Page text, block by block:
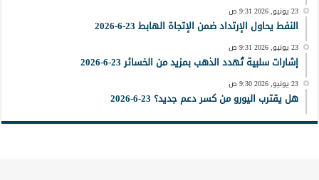
23 يونيو, 2026 9:31 ص
النفط يحاول الإرتداد ضمن الإتجاة الهابط 23-6-2026
23 يونيو, 2026 9:31 ص
إشارات سلبية تُهدد الذهب بمزيد من الخسائر 23-6-2026
23 يونيو, 2026 9:30 ص
هل يقترب اليورو من كسر دعم جديد؟ 23-6-2026